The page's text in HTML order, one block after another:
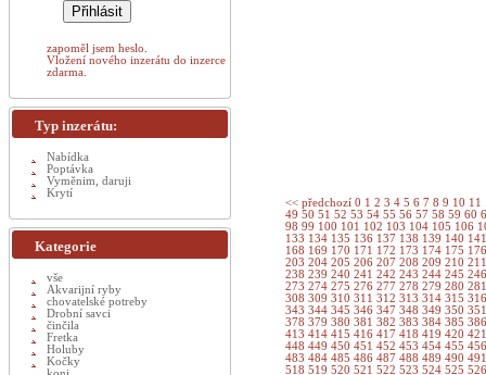
<< předchozí 0 1 2 3 4 5 6 7 8 9 10 11
49 50 51 52 53 54 55 56 57 58 59 60
98 99 100 101 102 103 104 105 106
133 134 135 136 137 138 139 140
168 169 170 171 172 173 174 175
203 204 205 206 207 208 209 210
238 239 240 241 242 243 244 245
273 274 275 276 277 278 279 280
308 309 310 311 312 313 314 315
343 344 345 346 347 348 349 350
378 379 380 381 382 383 384 385
413 414 415 416 417 418 419 420
448 449 450 451 452 453 454 455
483 484 485 486 487 488 489 490
518 519 520 521 522 523 524 525
zapoměl jsem heslo.
Vložení nového inzerátu do inzerce
zdarma.
Typ inzerátu:
Nabídka
Poptávka
Vyměnim, daruji
Krytí
Kategorie
vše
Akvarijní ryby
chovatelské potreby
Drobní savci
činčila
Fretka
Holuby
Kočky